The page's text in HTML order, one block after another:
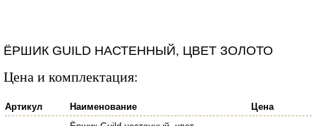
ЁРШИК GUILD НАСТЕННЫЙ, ЦВЕТ ЗОЛОТО
Цена и комплектация:
Артикул Наименование Цена